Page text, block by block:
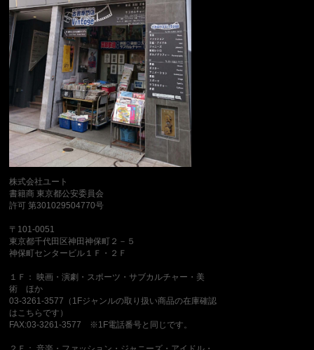
株式会社ユート
書籍商 東京都公安委員会
許可 第301029504770号
〒101-0051
東京都千代田区神田神保町２－５
神保町センタービル１Ｆ・２Ｆ
１Ｆ： 映画・演劇・スポーツ・サブカルチャー・美
術 ほか
03-3261-3577（1Fジャンルの取り扱い商品の在庫確認
はこちらです）
FAX:03-3261-3577 ※1F電話番号と同じです。